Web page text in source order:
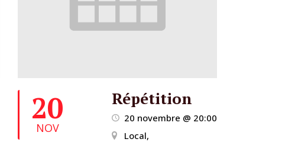
20
NOV
Répétition
20 novembre @ 20:00
Local,